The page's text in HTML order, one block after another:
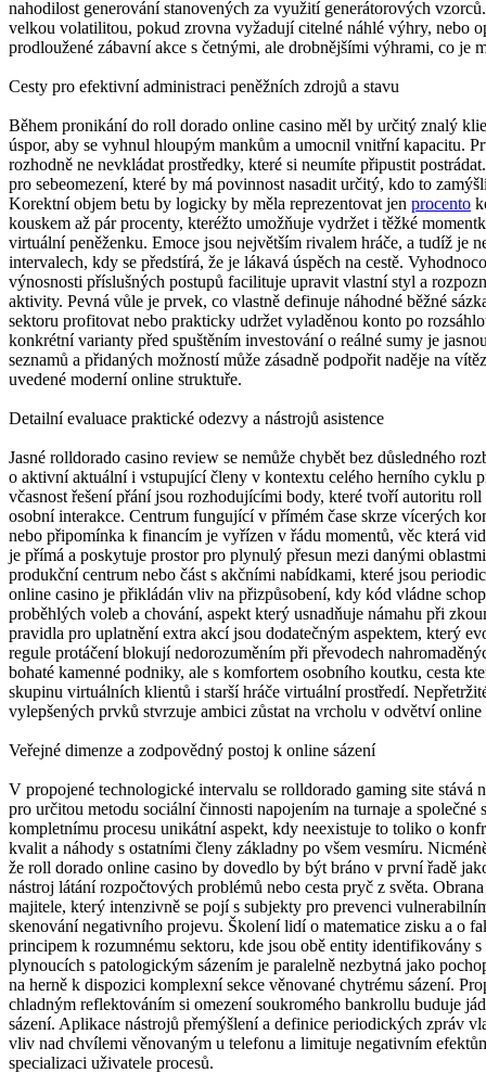
nahodilost generování stanovených za využití generátorových
velkou volatilitou, pokud zrovna vyžadují citelné náhlé výhry, nebo
prodloužené zábavní akce s četnými, ale drobnějšími výhrami, co je
Cesty pro efektivní administraci peněžních zdrojů a stavu
Během pronikání do roll dorado online casino měl by určitý znalý
úspor, aby se vyhnul hloupým mankům a umocnil vnitřní kapacitu.
rozhodně ne nevkládat prostředky, které si neumíte připustit
pro sebeomezení, které by má povinnost nasadit určitý, kdo to
Korektní objem betu by logicky by měla reprezentovat jen procento
kouskem až pár procenty, kteréžto umožňuje vydržet i těžké
virtuální peněženku. Emoce jsou největším rivalem hráče, a tudíž je
intervalech, kdy se předstírá, že je lákavá úspěch na cestě.
výnosnosti příslušných postupů facilituje upravit vlastní styl a
aktivity. Pevná vůle je prvek, co vlastně definuje náhodné běžné
sektoru profitovat nebo prakticky udržet vyladěnou konto po
konkrétní varianty před spuštěním investování o reálné sumy je
seznamů a přidaných možností může zásadně podpořit naděje na
uvedené moderní online struktuře.
Detailní evaluace praktické odezvy a nástrojů asistence
Jasné rolldorado casino review se nemůže chybět bez důsledného
o aktivní aktuální i vstupující členy v kontextu celého herního cyklu
včasnost řešení přání jsou rozhodujícími body, které tvoří autoritu
osobní interakce. Centrum fungující v přímém čase skrze vícerých
nebo připomínka k financím je vyřízen v řádu momentů, věc která
je přímá a poskytuje prostor pro plynulý přesun mezi danými
produkční centrum nebo část s akčními nabídkami, které jsou
online casino je přikládán vliv na přizpůsobení, kdy kód vládne
proběhlých voleb a chování, aspekt který usnadňuje námahu při
pravidla pro uplatnění extra akcí jsou dodatečným aspektem, který
regule protáčení blokují nedorozuměním při převodech
bohaté kamenné podniky, ale s komfortem osobního koutku, cesta
skupinu virtuálních klientů i starší hráče virtuální prostředí.
vylepšených prvků stvrzuje ambici zůstat na vrcholu v odvětví
Veřejné dimenze a zodpovědný postoj k online sázení
V propojené technologické intervalu se rolldorado gaming site stává
pro určitou metodu sociální činnosti napojením na turnaje a
kompletnímu procesu unikátní aspekt, kdy neexistuje to toliko o
kvalit a náhody s ostatními členy základny po všem vesmíru.
že roll dorado online casino by dovedlo by být bráno v první řadě
nástroj látání rozpočtových problémů nebo cesta pryč z světa.
majitele, který intenzivně se pojí s subjekty pro prevenci
skenování negativního projevu. Školení lidí o matematice zisku a o
principem k rozumnému sektoru, kde jsou obě entity identifikovány
plynoucích s patologickým sázením je paralelně nezbytná jako
na herně k dispozici komplexní sekce věnované chytrému sázení.
chladným reflektováním si omezení soukromého bankrollu buduje
sázení. Aplikace nástrojů přemýšlení a definice periodických zpráv
vliv nad chvílemi věnovaným u telefonu a limituje negativním
specializaci uživatele procesů.